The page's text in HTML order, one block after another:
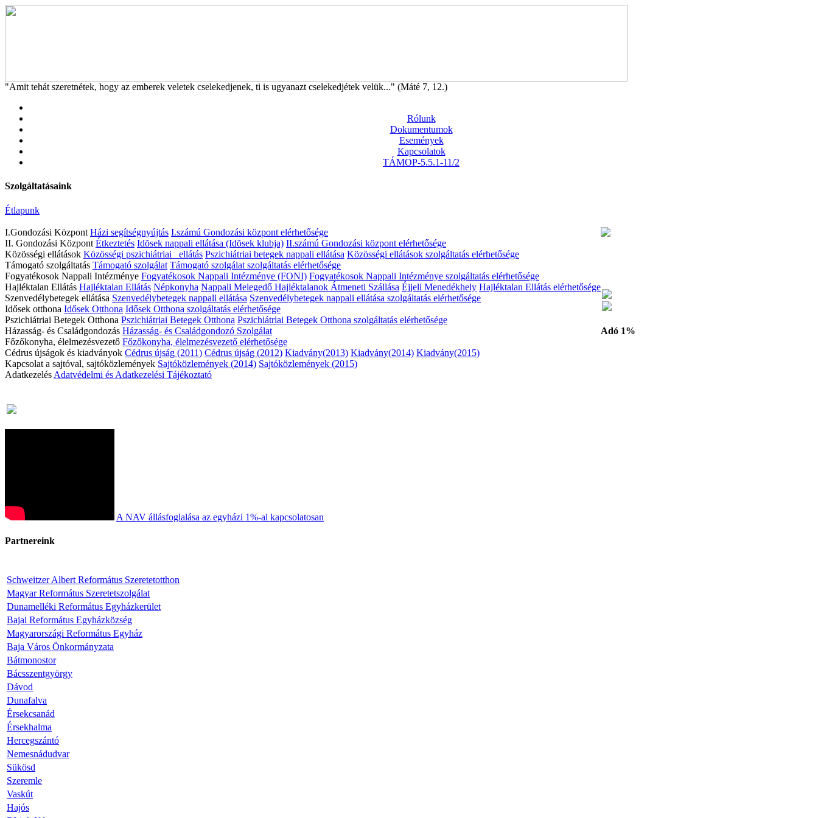
"Amit tehát szeretnétek, hogy az emberek veletek cselekedjenek, ti is ugyanazt cselekedjétek velük..." (Máté 7, 12.)
Rólunk
Dokumentumok
Események
Kapcsolatok
TÁMOP-5.5.1-11/2
Szolgáltatásaink
Étlapunk
I.Gondozási Központ Házi segítségnyújtás I.számú Gondozási központ elérhetősége
II. Gondozási Központ Étkeztetés Idõsek nappali ellátása (Idõsek klubja) II.számú Gondozási központ elérhetősége
Közösségi ellátások Közösségi pszichiátriai ellátás Pszichiátriai betegek nappali ellátása Közösségi ellátások szolgáltatás elérhetősége
Támogató szolgáltatás Támogató szolgálat Támogató szolgálat szolgáltatás elérhetősége
Fogyatékosok Nappali Intézménye Fogyatékosok Nappali Intézménye (FONI) Fogyatékosok Nappali Intézménye szolgáltatás elérhetősége
Hajléktalan Ellátás Hajléktalan Ellátás Népkonyha Nappali Melegedő Hajléktalanok Átmeneti Szállása Éjjeli Menedékhely Hajléktalan Ellátás elérhetősége
Szenvedélybetegek ellátása Szenvedélybetegek nappali ellátása Szenvedélybetegek nappali ellátása szolgáltatás elérhetősége
Idősek otthona Idősek Otthona Idősek Otthona szolgáltatás elérhetősége
Pszichiátriai Betegek Otthona Pszichiátriai Betegek Otthona Pszichiátriai Betegek Otthona szolgáltatás elérhetősége
Házasság- és Családgondozás Házasság- és Családgondozó Szolgálat
Főzőkonyha, élelmezésvezető Főzőkonyha, élelmezésvezető elérhetősége
Cédrus újságok és kiadványok Cédrus újság (2011) Cédrus újság (2012) Kiadvány(2013) Kiadvány(2014) Kiadvány(2015)
Kapcsolat a sajtóval, sajtóközlemények Sajtóközlemények (2014) Sajtóközlemények (2015)
Adatkezelés Adatvédelmi és Adatkezelési Tájékoztató
Adó 1%
A NAV állásfoglalása az egyházi 1%-al kapcsolatosan
Partnereink
Schweitzer Albert Református Szeretetotthon
Magyar Református Szeretetszolgálat
Dunamelléki Református Egyházkerület
Bajai Református Egyházközség
Magyarországi Református Egyház
Baja Város Önkormányzata
Bátmonostor
Bácsszentgyörgy
Dávod
Dunafalva
Érsekcsanád
Érsekhalma
Hercegszántó
Nemesnádudvar
Sükösd
Szeremle
Vaskút
Hajós